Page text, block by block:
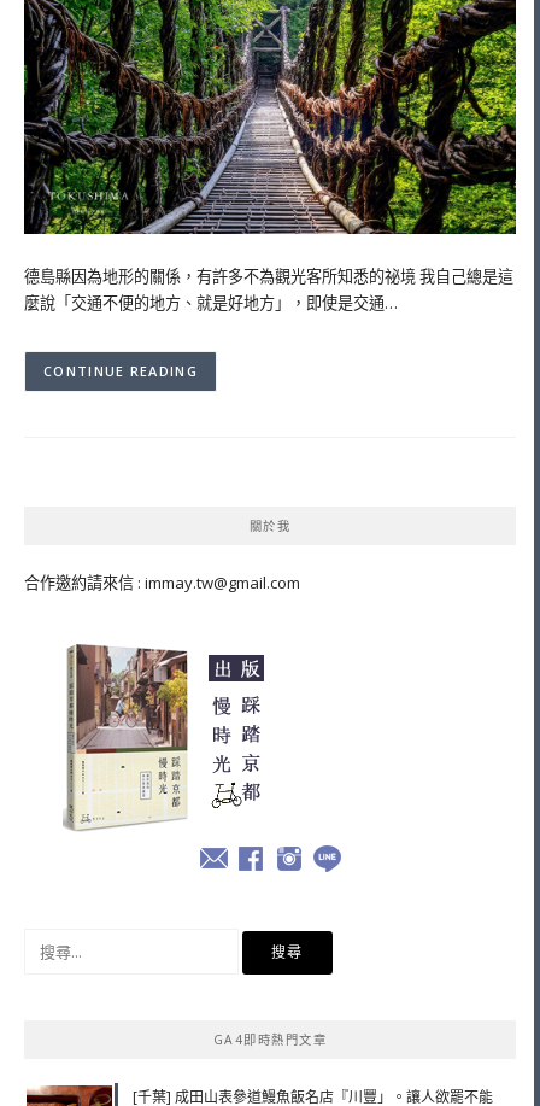
德島縣因為地形的關係，有許多不為觀光客所知悉的祕境 我自己總是這
麼說「交通不便的地方、就是好地方」，即使是交通…
CONTINUE READING
關於我
合作邀約請來信 : immay.tw@gmail.com
GA4即時熱門文章
[千葉] 成田山表參道鰻魚飯名店『川豐」。讓人欲罷不能